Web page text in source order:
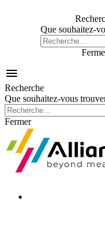
Que souhaitez-

Recherche
Que souhaitez-vous
Fermer